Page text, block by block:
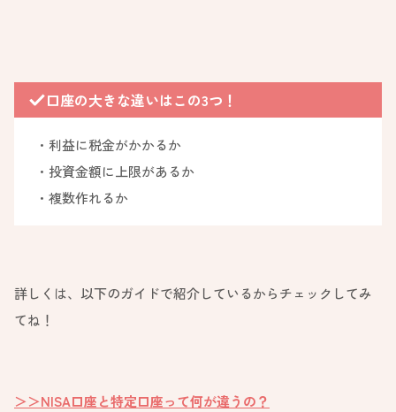
口座の大きな違いはこの3つ！
・利益に税金がかかるか
・投資金額に上限があるか
・複数作れるか
詳しくは、以下のガイドで紹介しているからチェックしてみ
てね！
＞＞NISA口座と特定口座って何が違うの？